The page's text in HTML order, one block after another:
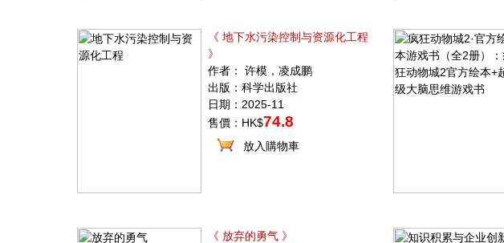
《 地下水污染控制与资源化工程
》
作者： 许模，凌成鹏
出版：科学出版社
日期：2025-11
售價：HK$74.8
放入購物車
《 放弃的勇气 》